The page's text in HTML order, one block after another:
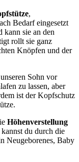
,
Bedarf eingesetzt
kann sie an den
rollt sie ganz
Knöpfen und der
Sohn vor
zu lassen, aber
ist der Kopfschutz
Höhenverstellung
du durch die
Neugeborenes, Baby